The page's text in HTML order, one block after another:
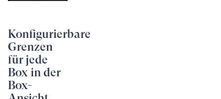
Konfigurierbare
Grenzen
für jede
Box in der
Box-